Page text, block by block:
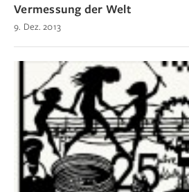
Vermessung der Welt
9. Dez. 2013